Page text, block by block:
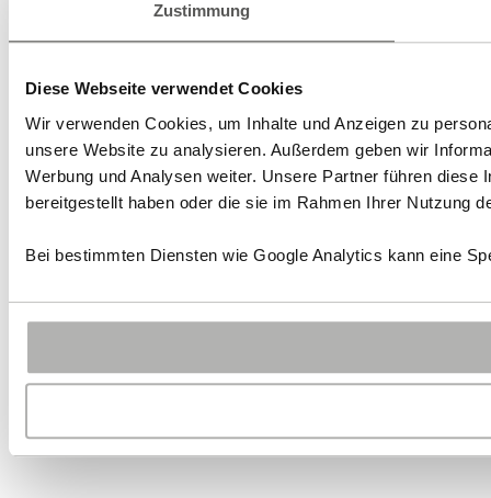
Zustimmung
Diese Webseite verwendet Cookies
Wir verwenden Cookies, um Inhalte und Anzeigen zu
unsere Website zu analysieren. Außerdem geben wir
Werbung und Analysen weiter. Unsere Partner führen
bereitgestellt haben oder die sie im Rahmen Ihrer Nutzung
Bei bestimmten Diensten wie Google Analytics kann eine